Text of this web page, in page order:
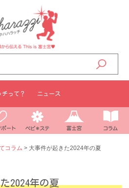
チって？ ニュース
コラム > 大事件が起きた2024年の夏
2024年の夏